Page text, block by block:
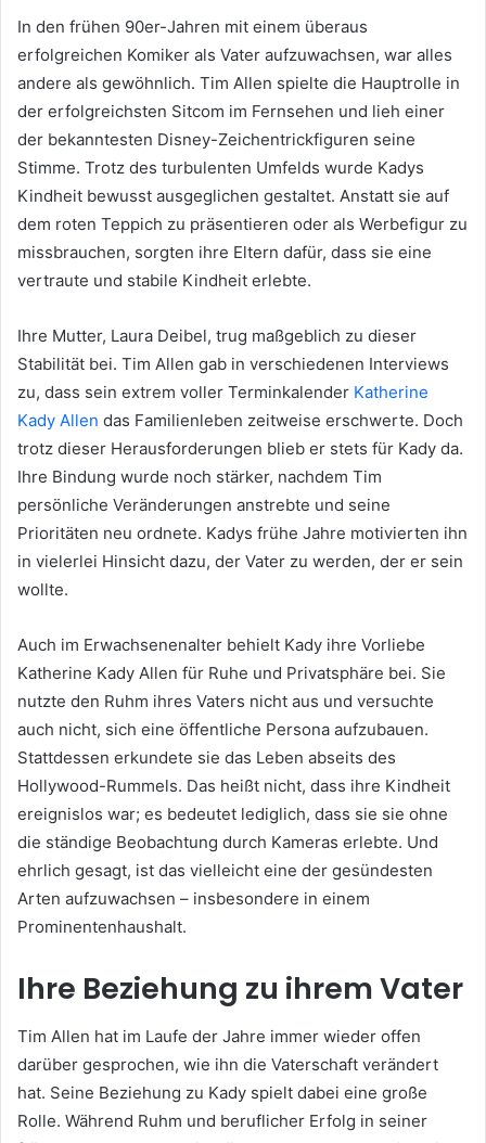
In den frühen 90er-Jahren mit einem überaus
erfolgreichen Komiker als Vater aufzuwachsen, war alles
andere als gewöhnlich. Tim Allen spielte die Hauptrolle in
der erfolgreichsten Sitcom im Fernsehen und lieh einer
der bekanntesten Disney-Zeichentrickfiguren seine
Stimme. Trotz des turbulenten Umfelds wurde Kadys
Kindheit bewusst ausgeglichen gestaltet. Anstatt sie auf
dem roten Teppich zu präsentieren oder als Werbefigur zu
missbrauchen, sorgten ihre Eltern dafür, dass sie eine
vertraute und stabile Kindheit erlebte.
Ihre Mutter, Laura Deibel, trug maßgeblich zu dieser
Stabilität bei. Tim Allen gab in verschiedenen Interviews
zu, dass sein extrem voller Terminkalender Katherine
Kady Allen das Familienleben zeitweise erschwerte. Doch
trotz dieser Herausforderungen blieb er stets für Kady da.
Ihre Bindung wurde noch stärker, nachdem Tim
persönliche Veränderungen anstrebte und seine
Prioritäten neu ordnete. Kadys frühe Jahre motivierten ihn
in vielerlei Hinsicht dazu, der Vater zu werden, der er sein
wollte.
Auch im Erwachsenenalter behielt Kady ihre Vorliebe
Katherine Kady Allen für Ruhe und Privatsphäre bei. Sie
nutzte den Ruhm ihres Vaters nicht aus und versuchte
auch nicht, sich eine öffentliche Persona aufzubauen.
Stattdessen erkundete sie das Leben abseits des
Hollywood-Rummels. Das heißt nicht, dass ihre Kindheit
ereignislos war; es bedeutet lediglich, dass sie sie ohne
die ständige Beobachtung durch Kameras erlebte. Und
ehrlich gesagt, ist das vielleicht eine der gesündesten
Arten aufzuwachsen – insbesondere in einem
Prominentenhaushalt.
Ihre Beziehung zu ihrem Vater
Tim Allen hat im Laufe der Jahre immer wieder offen
darüber gesprochen, wie ihn die Vaterschaft verändert
hat. Seine Beziehung zu Kady spielt dabei eine große
Rolle. Während Ruhm und beruflicher Erfolg in seiner